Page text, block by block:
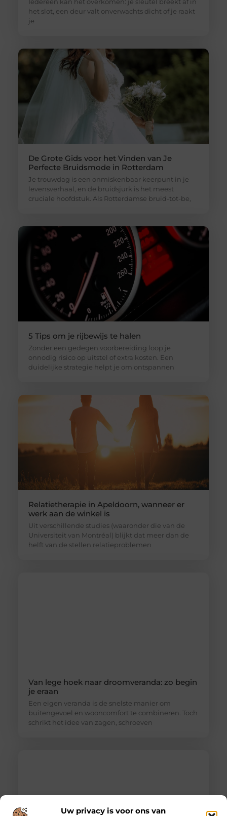
Uw privacy is voor ons van
het slot, een deur valt onverwachts dicht of je raakt
je
De Grote Gids voor het Vinden van Je
Perfecte Bruidsmode in Rotterdam
Je trouwdag is een onmiskenbaar keerpunt in je
levensverhaal, en de bruidsjurk is het meest
cruciale hoofdstuk. Als Rotterdamse bruid-tot-be,
5 Tips om je rijbewijs te halen
Zonder een gedegen voorbereiding loop je
onnodig risico op uitstel of extra kosten. Een
duidelijke strategie helpt je om ontspannen
Relatietherapie in Apeldoorn, wanneer er
werk aan de winkel is
Uit verschillende studies (waaronder die van de
Universiteit van Montréal) blijkt dat meer dan de
helft van de stellen relatieproblemen
Van lege hoek naar droomveranda: zo begin
je eraan
Een eigen veranda is de snelste manier om
buitengevoel en wooncomfort te combineren. Toch
schrikt het idee van zagen, schroeven